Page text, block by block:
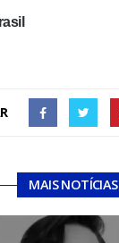
MAIS NOTÍCIAS